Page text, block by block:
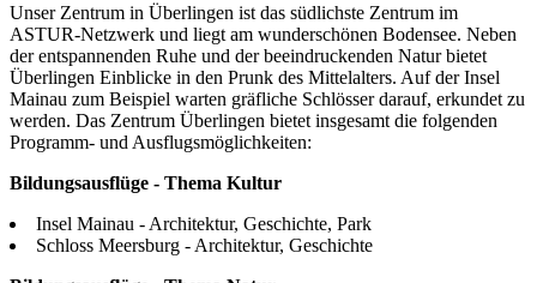
Unser Zentrum in Überlingen ist das südlichste Zentrum im
ASTUR-Netzwerk und liegt am wunderschönen Bodensee. Neben
der entspannenden Ruhe und der beeindruckenden Natur bietet
Überlingen Einblicke in den Prunk des Mittelalters. Auf der Insel
Mainau zum Beispiel warten gräfliche Schlösser darauf, erkundet zu
werden. Das Zentrum Überlingen bietet insgesamt die folgenden
Programm- und Ausflugsmöglichkeiten:
Bildungsausflüge - Thema Kultur
Insel Mainau - Architektur, Geschichte, Park
Schloss Meersburg - Architektur, Geschichte